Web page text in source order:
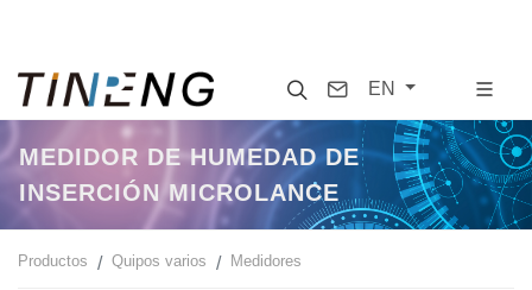
SearchContact
EN
MEDIDOR DE HUMEDAD DE
INSERCIÓN MICROLANCE
Productos Quipos varios Medidores